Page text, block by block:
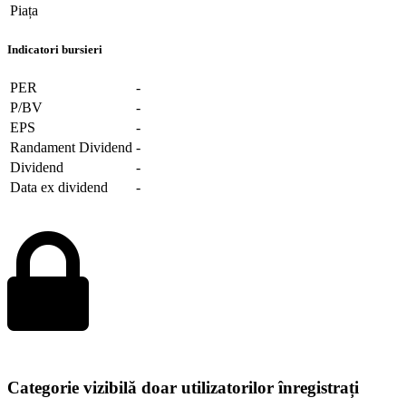
Piața
Indicatori bursieri
PER
-
P/BV
-
EPS
-
Randament Dividend -
Dividend
-
Data ex dividend
-
Categorie vizibilă doar utilizatorilor înregistrați